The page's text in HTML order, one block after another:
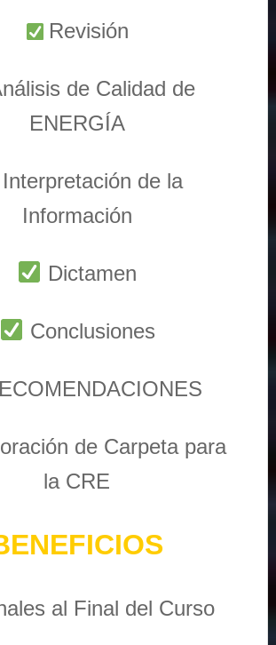
Revisión
de Calidad de
ENERGÍA
Interpretación de la
Información
Dictamen
Conclusiones
de Carpeta para
la CRE
al Final del Curso